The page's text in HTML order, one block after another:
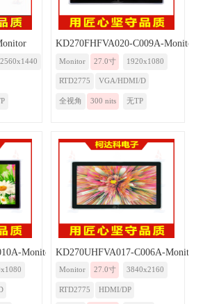
2560x1440
KD270FHFVA020-C009A-Monitor-
Monitor 27.0寸 1920x1080
RTD2775 VGA/HDMI/D
全视角 300 nits 无TP
Monitor-BRKD270UHFVA017-C006A-Monitor
Monitor 27.0寸 3840x2160
RTD2775 HDMI/DP